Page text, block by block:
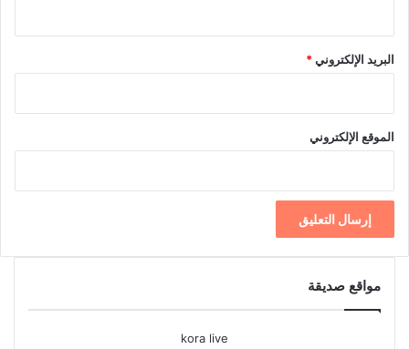
البريد الإلكتروني*
الموقع الإلكتروني
مواقع صديقة
kora live